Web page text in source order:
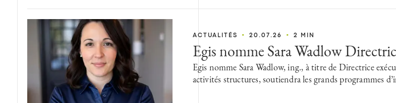
ACTUALITÉS • 20.07.26 • 2 MIN
Egis nomme Sara Wadlow
Egis nomme Sara Wadlow, ing., à titre de Directrice
activités structures, soutiendra les grands programmes